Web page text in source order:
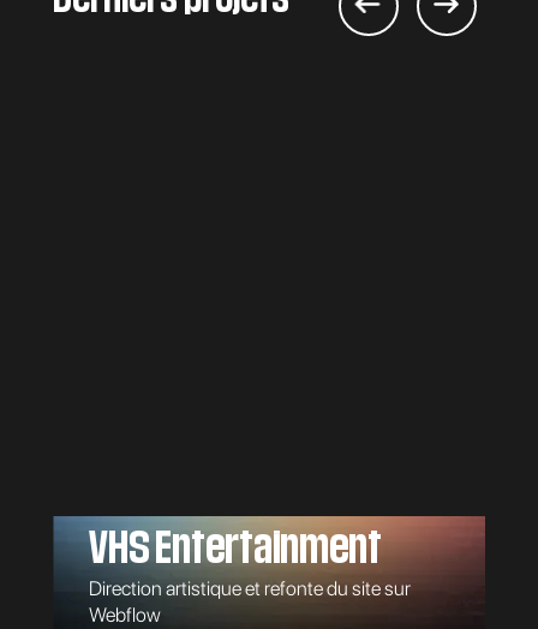
VHS Entertainment
Direction artistique et refonte du site sur
Webflow